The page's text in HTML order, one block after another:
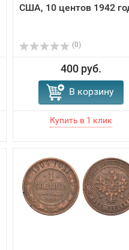
США, 10 центов 1942
(0)
400 руб.
В корзину